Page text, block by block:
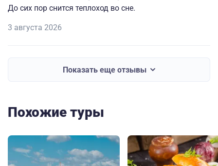
До сих пор снится теплоход во сне.
3 августа 2026
Показать еще отзывы
Похожие туры